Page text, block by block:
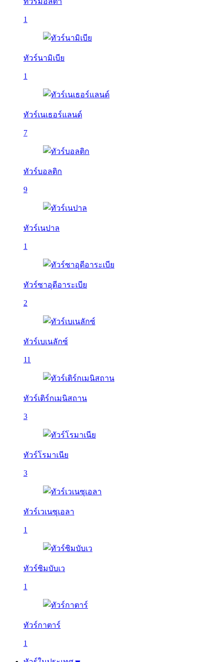
1
ทัวร์นามิเบีย
1
ทัวร์เนเธอร์แลนด์
7
ทัวร์บอลติก
9
ทัวร์เนปาล
1
ทัวร์ซาอุดีอาระเบีย
2
ทัวร์เบเนลักซ์
11
ทัวร์เติร์กเมนิสถาน
3
ทัวร์โรมาเนีย
3
ทัวร์เวเนซุเอลา
1
ทัวร์ซิมบับเว
1
ทัวร์กาตาร์
1